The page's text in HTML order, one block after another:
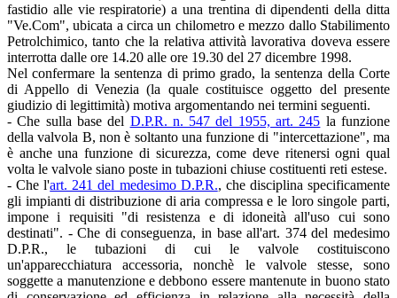
fastidio alle vie respiratorie) a una trentina di dipendenti della ditta
"Ve.Com", ubicata a circa un chilometro e mezzo dallo Stabilimento
Petrolchimico, tanto che la relativa attività lavorativa doveva essere
interrotta dalle ore 14.20 alle ore 19.30 del 27 dicembre 1998.
Nel confermare la sentenza di primo grado, la sentenza della Corte
di Appello di Venezia (la quale costituisce oggetto del presente
giudizio di legittimità) motiva argomentando nei termini seguenti.
- Che sulla base del D.P.R. n. 547 del 1955, art. 245 la funzione
della valvola B, non è soltanto una funzione di "intercettazione", ma
è anche una funzione di sicurezza, come deve ritenersi ogni qual
volta le valvole siano poste in tubazioni chiuse costituenti reti estese.
- Che l'art. 241 del medesimo D.P.R., che disciplina specificamente
gli impianti di distribuzione di aria compressa e le loro singole parti,
impone i requisiti "di resistenza e di idoneità all'uso cui sono
destinati". - Che di conseguenza, in base all'art. 374 del medesimo
D.P.R., le tubazioni di cui le valvole costituiscono
un'apparecchiatura accessoria, nonchè le valvole stesse, sono
soggette a manutenzione e debbono essere mantenute in buono stato